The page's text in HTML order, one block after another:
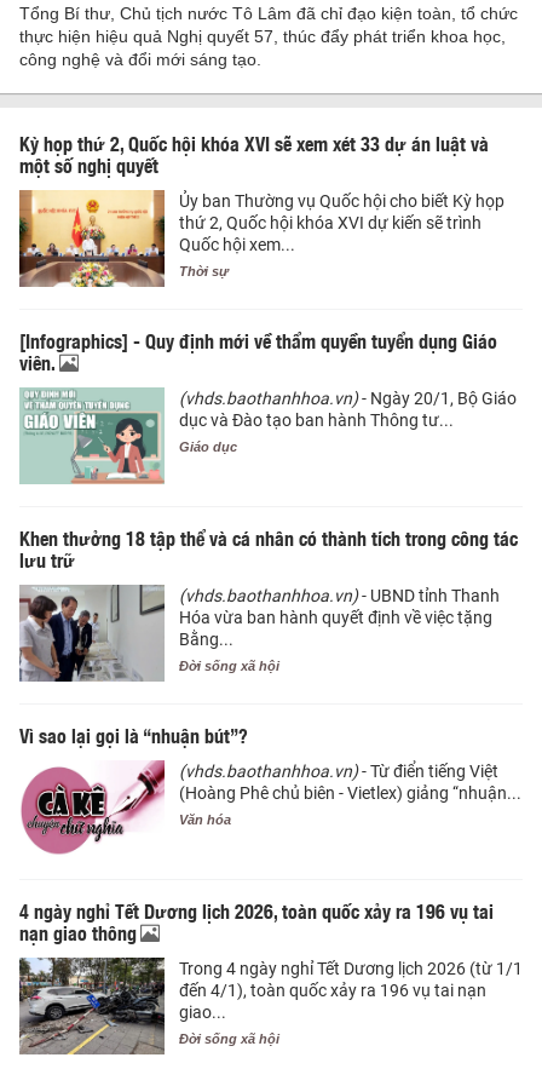
Tổng Bí thư, Chủ tịch nước Tô Lâm đã chỉ đạo kiện toàn, tổ chức
thực hiện hiệu quả Nghị quyết 57, thúc đẩy phát triển khoa học,
công nghệ và đổi mới sáng tạo.
Kỳ họp thứ 2, Quốc hội khóa XVI sẽ xem xét 33 dự án luật và
một số nghị quyết
Ủy ban Thường vụ Quốc hội cho biết Kỳ họp
thứ 2, Quốc hội khóa XVI dự kiến sẽ trình
Quốc hội xem...
Thời sự
[Infographics] - Quy định mới về thẩm quyền tuyển dụng Giáo
viên.
(vhds.baothanhhoa.vn)- Ngày 20/1, Bộ Giáo
dục và Đào tạo ban hành Thông tư...
Giáo dục
Khen thưởng 18 tập thể và cá nhân có thành tích trong công tác
lưu trữ
(vhds.baothanhhoa.vn)- UBND tỉnh Thanh
Hóa vừa ban hành quyết định về việc tặng
Bằng...
Đời sống xã hội
Vì sao lại gọi là “nhuận bút”?
(vhds.baothanhhoa.vn)- Từ điển tiếng Việt
(Hoàng Phê chủ biên - Vietlex) giảng “nhuận...
Văn hóa
4 ngày nghỉ Tết Dương lịch 2026, toàn quốc xảy ra 196 vụ tai
nạn giao thông
Trong 4 ngày nghỉ Tết Dương lịch 2026 (từ 1/1
đến 4/1), toàn quốc xảy ra 196 vụ tai nạn
giao...
Đời sống xã hội